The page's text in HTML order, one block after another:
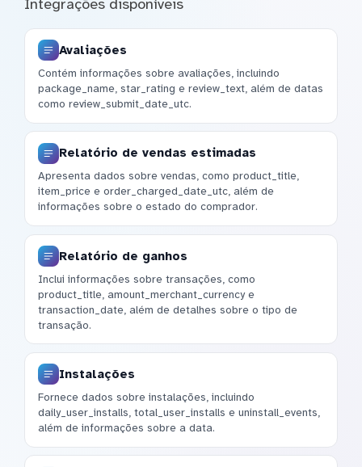
Integrações disponíveis
Avaliações
Contém informações sobre avaliações, incluindo
package_name, star_rating e review_text, além de datas
como review_submit_date_utc.
Relatório de vendas estimadas
Apresenta dados sobre vendas, como product_title,
item_price e order_charged_date_utc, além de
informações sobre o estado do comprador.
Relatório de ganhos
Inclui informações sobre transações, como
product_title, amount_merchant_currency e
transaction_date, além de detalhes sobre o tipo de
transação.
Instalações
Fornece dados sobre instalações, incluindo
daily_user_installs, total_user_installs e uninstall_events,
além de informações sobre a data.